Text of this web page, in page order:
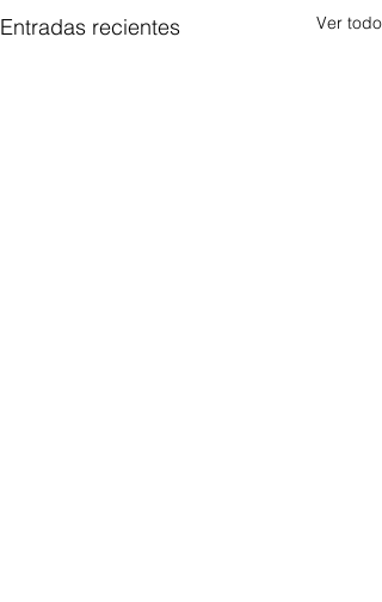
Entradas recientes Ver todo